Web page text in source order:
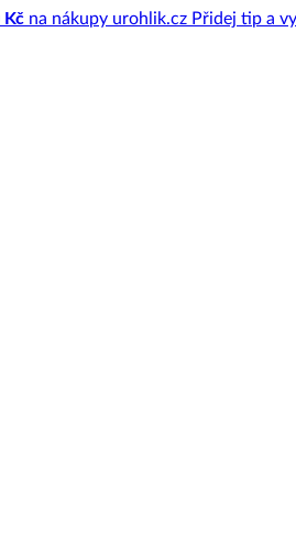
Kč na nákupy urohlik.cz Přidej tip a